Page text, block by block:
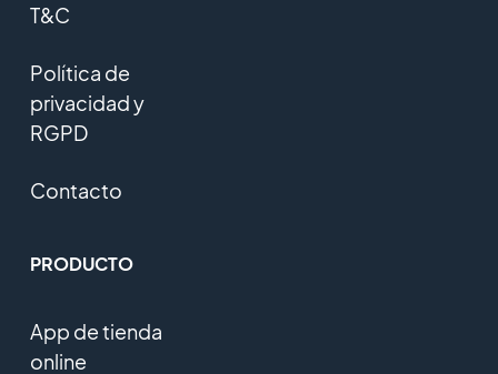
T&C
Política de
privacidad y
RGPD
Contacto
PRODUCTO
App de tienda
online